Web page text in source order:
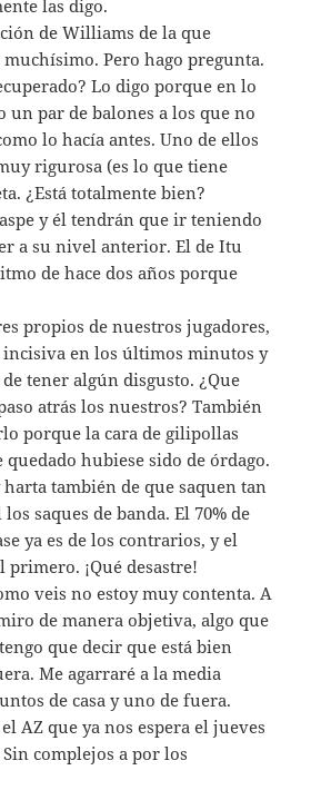
las digo.
de Williams de la que
Pero hago pregunta.
Lo digo porque en lo
un par de balones a los que no
lo hacía antes. Uno de ellos
rigurosa (es lo que tiene
¿Está totalmente bien?
y él tendrán que ir teniendo
a su nivel anterior. El de Itu
de hace dos años porque
propios de nuestros jugadores,
incisiva en los últimos minutos y
tener algún disgusto. ¿Que
atrás los nuestros? También
porque la cara de gilipollas
quedado hubiese sido de órdago.
también de que saquen tan
saques de banda. El 70% de
ya es de los contrarios, y el
primero. ¡Qué desastre!
veis no estoy muy contenta. A
de manera objetiva, algo que
que decir que está bien
Me agarraré a la media
de casa y uno de fuera.
AZ que ya nos espera el jueves
complejos a por los